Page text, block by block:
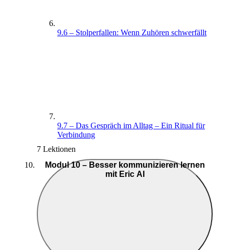
9.6 – Stolperfallen: Wenn Zuhören schwerfällt
9.7 – Das Gespräch im Alltag – Ein Ritual für
Verbindung
7 Lektionen
Modul 10 – Besser kommunizieren lernen
mit Eric AI